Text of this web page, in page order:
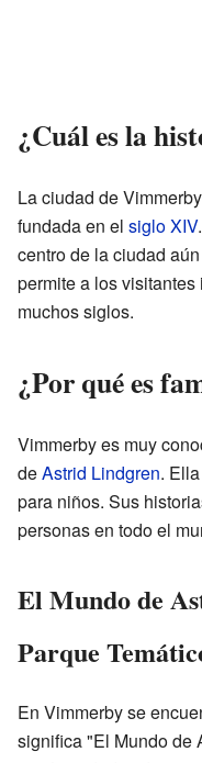
¿Cuál es la
La ciudad de
fundada en el siglo XIV
centro de la ciudad
permite a los
muchos siglos.
¿Por qué es
Vimmerby es muy
deAstrid Lindgren.
para niños. Sus
personas en todo el
El Mundo de
Parque
En Vimmerby se
significa "El Mundo de